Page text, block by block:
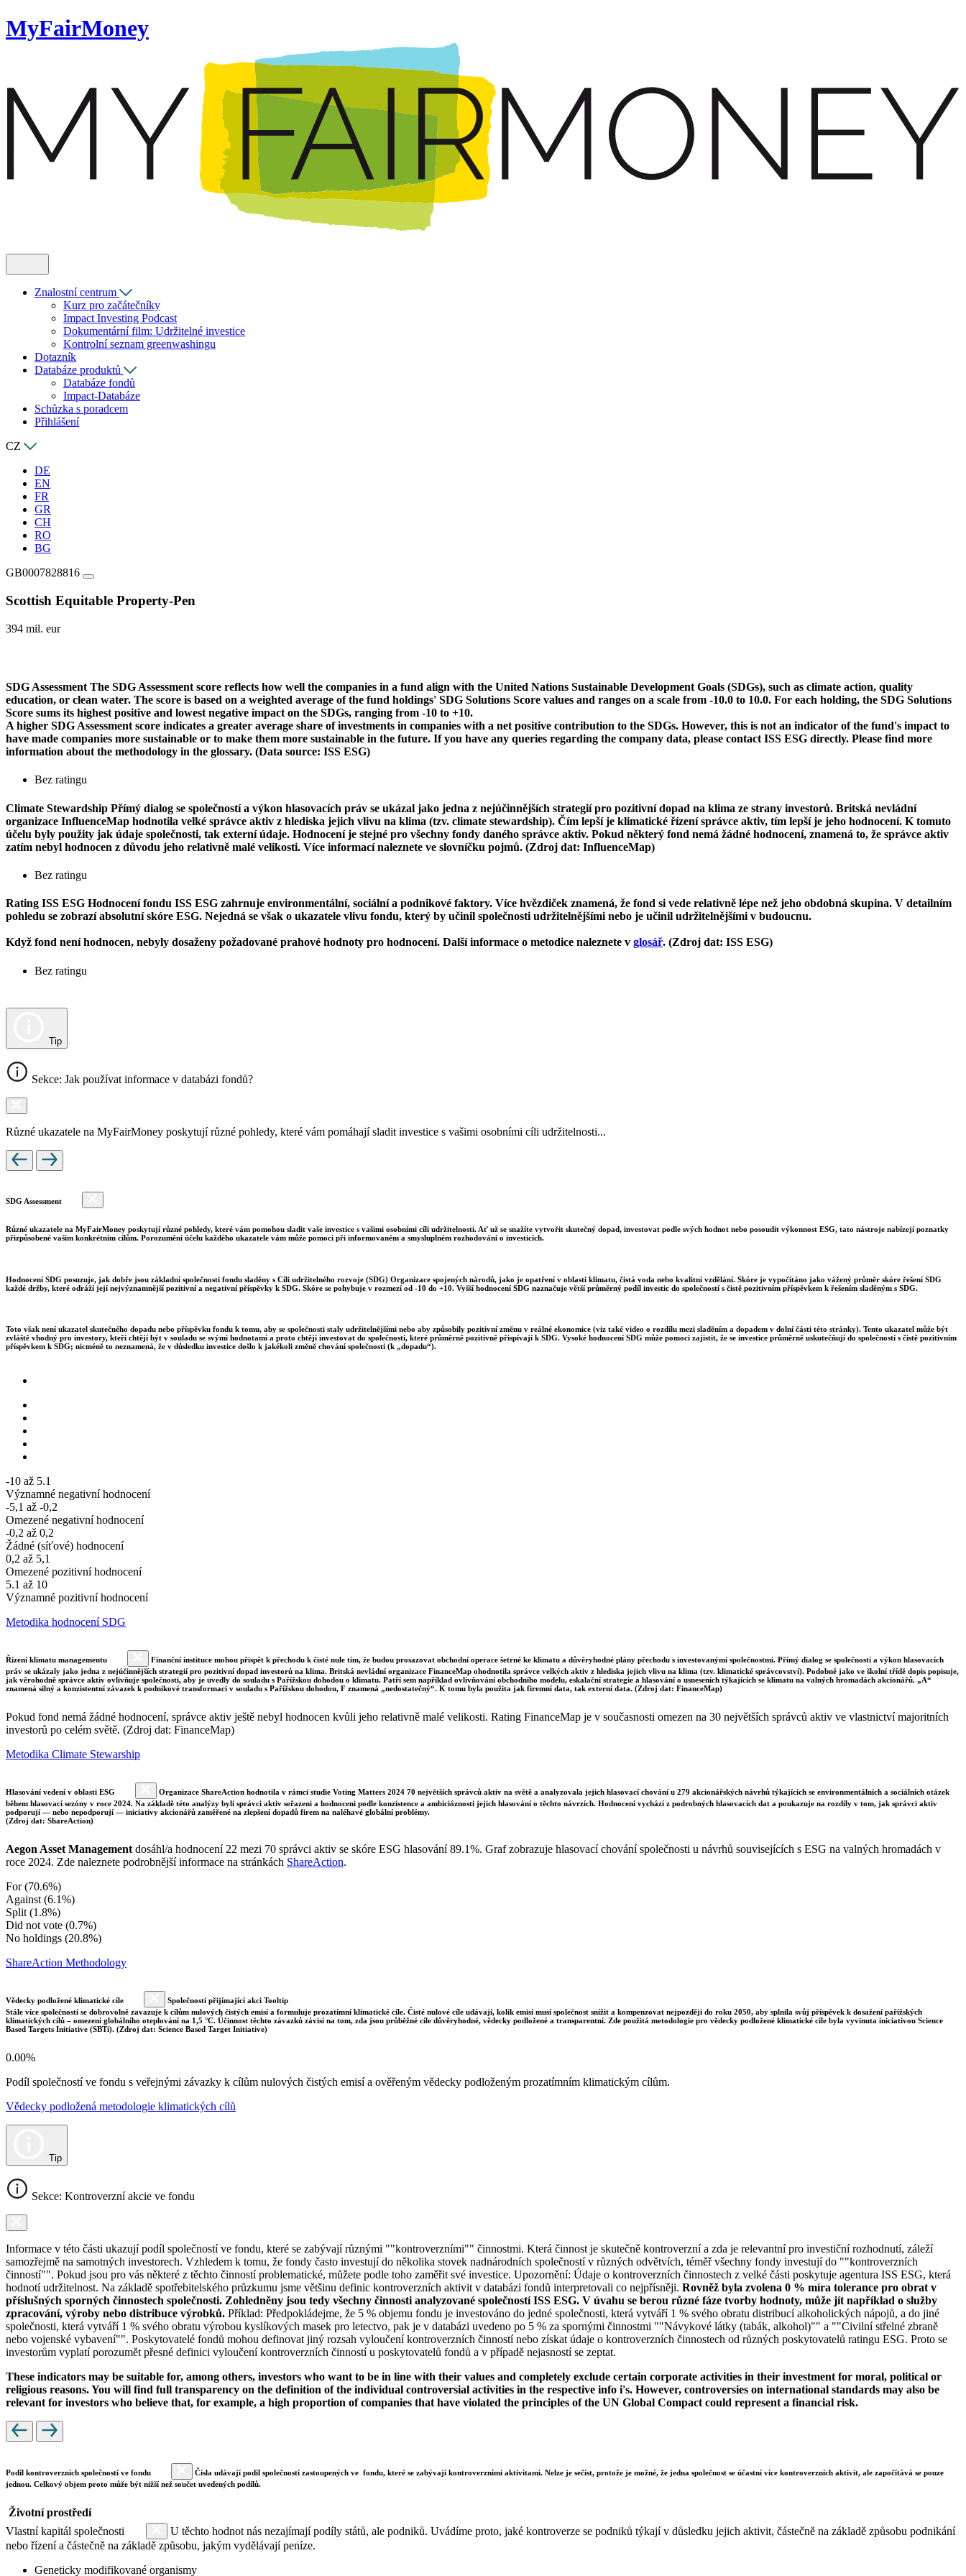
MyFairMoney
Znalostní centrum
Kurz pro začátečníky
Impact Investing Podcast
Dokumentární film: Udržitelné investice
Kontrolní seznam greenwashingu
Dotazník
Databáze produktů
Databáze fondů
Impact-Databáze
Schůzka s poradcem
Přihlášení
CZ
DE
EN
FR
GR
CH
RO
BG
GB0007828816
Scottish Equitable Property-Pen
394 mil. eur
SDG Assessment The SDG Assessment score reflects how well the companies in a fund align with the United Nations Sustainable Development Goals (SDGs), such as climate action, quality
education, or clean water. The score is based on a weighted average of the fund holdings' SDG Solutions Score values and ranges on a scale from -10.0 to 10.0. For each holding, the SDG Solutions
Score sums its highest positive and lowest negative impact on the SDGs, ranging from -10 to +10.
A higher SDG Assessment score indicates a greater average share of investments in companies with a net positive contribution to the SDGs. However, this is not an indicator of the fund's impact to
have made companies more sustainable or to make them more sustainable in the future. If you have any queries regarding the company data, please contact ISS ESG directly. Please find more
information about the methodology in the glossary. (Data source: ISS ESG)
Bez ratingu
Climate Stewardship Přímý dialog se společností a výkon hlasovacích práv se ukázal jako jedna z nejúčinnějších strategií pro pozitivní dopad na klima ze strany investorů. Britská nevládní
organizace InfluenceMap hodnotila velké správce aktiv z hlediska jejich vlivu na klima (tzv. climate stewardship). Čím lepší je klimatické řízení správce aktiv, tím lepší je jeho hodnocení. K tomuto
účelu byly použity jak údaje společnosti, tak externí údaje. Hodnocení je stejné pro všechny fondy daného správce aktiv. Pokud některý fond nemá žádné hodnocení, znamená to, že správce aktiv
zatím nebyl hodnocen z důvodu jeho relativně malé velikosti. Více informací naleznete ve slovníčku pojmů. (Zdroj dat: InfluenceMap)
Bez ratingu
Rating ISS ESG Hodnocení fondu ISS ESG zahrnuje environmentální, sociální a podnikové faktory. Více hvězdiček znamená, že fond si vede relativně lépe než jeho obdobná skupina. V detailním
pohledu se zobrazí absolutní skóre ESG. Nejedná se však o ukazatele vlivu fondu, který by učinil společnosti udržitelnějšími nebo je učinil udržitelnějšími v budoucnu.
Když fond není hodnocen, nebyly dosaženy požadované prahové hodnoty pro hodnocení. Další informace o metodice naleznete v glosář. (Zdroj dat: ISS ESG)
Bez ratingu
Tip
Sekce: Jak používat informace v databázi fondů?
Různé ukazatele na MyFairMoney poskytují různé pohledy, které vám pomáhají sladit investice s vašimi osobními cíli udržitelnosti...
SDG Assessment
Různé ukazatele na MyFairMoney poskytují různé pohledy, které vám pomohou sladit vaše investice s vašimi osobními cíli udržitelnosti. Ať už se snažíte vytvořit skutečný dopad, investovat podle svých hodnot nebo posoudit výkonnost ESG, tato nástroje nabízejí poznatky
přizpůsobené vašim konkrétním cílům. Porozumění účelu každého ukazatele vám může pomoci při informovaném a smysluplném rozhodování o investicích.
Hodnocení SDG posuzuje, jak dobře jsou základní společnosti fondu sladěny s Cíli udržitelného rozvoje (SDG) Organizace spojených národů, jako je opatření v oblasti klimatu, čistá voda nebo kvalitní vzdělání. Skóre je vypočítáno jako vážený průměr skóre řešení SDG
každé držby, které odráží její nejvýznamnější pozitivní a negativní příspěvky k SDG. Skóre se pohybuje v rozmezí od -10 do +10. Vyšší hodnocení SDG naznačuje větší průměrný podíl investic do společností s čistě pozitivním příspěvkem k řešením sladěným s SDG.
Toto však není ukazatel skutečného dopadu nebo příspěvku fondu k tomu, aby se společnosti staly udržitelnějšími nebo aby způsobily pozitivní změnu v reálné ekonomice (viz také video o rozdílu mezi sladěním a dopadem v dolní části této stránky). Tento ukazatel může být
zvláště vhodný pro investory, kteří chtějí být v souladu se svými hodnotami a proto chtějí investovat do společností, které průměrně pozitivně přispívají k SDG. Vysoké hodnocení SDG může pomoci zajistit, že se investice průměrně uskutečňují do společností s čistě pozitivním
příspěvkem k SDG; nicméně to neznamená, že v důsledku investice došlo k jakékoli změně chování společnosti (k „dopadu“).
-10 až 5.1
Významné negativní hodnocení
-5,1 až -0,2
Omezené negativní hodnocení
-0,2 až 0,2
Žádné (síťové) hodnocení
0,2 až 5,1
Omezené pozitivní hodnocení
5.1 až 10
Významné pozitivní hodnocení
Metodika hodnocení SDG
Řízení klimatu managementu
Finanční instituce mohou přispět k přechodu k čisté nule tím, že budou prosazovat obchodní operace šetrné ke klimatu a důvěryhodné plány přechodu s investovanými společnostmi. Přímý dialog se společností a výkon hlasovacích
práv se ukázaly jako jedna z nejúčinnějších strategií pro pozitivní dopad investorů na klima. Britská nevládní organizace FinanceMap ohodnotila správce velkých aktiv z hlediska jejich vlivu na klima (tzv. klimatické správcovství). Podobně jako ve školní třídě dopis popisuje,
jak věrohodně správce aktiv ovlivňuje společnosti, aby je uvedly do souladu s Pařížskou dohodou o klimatu. Patří sem například ovlivňování obchodního modelu, eskalační strategie a hlasování o usneseních týkajících se klimatu na valných hromadách akcionářů. „A“
znamená silný a konzistentní závazek k podnikové transformaci v souladu s Pařížskou dohodou, F znamená „nedostatečný“. K tomu byla použita jak firemní data, tak externí data. (Zdroj dat: FinanceMap)
Pokud fond nemá žádné hodnocení, správce aktiv ještě nebyl hodnocen kvůli jeho relativně malé velikosti. Rating FinanceMap je v současnosti omezen na 30 největších správců aktiv ve vlastnictví majoritních
investorů po celém světě. (Zdroj dat: FinanceMap)
Metodika Climate Stewarship
Hlasování vedení v oblasti ESG
Organizace ShareAction hodnotila v rámci studie Voting Matters 2024 70 největších správců aktiv na světě a analyzovala jejich hlasovací chování u 279 akcionářských návrhů týkajících se environmentálních a sociálních otázek
během hlasovací sezóny v roce 2024. Na základě této analýzy byli správci aktiv seřazeni a hodnoceni podle konzistence a ambicióznosti jejich hlasování o těchto návrzích. Hodnocení vychází z podrobných hlasovacích dat a poukazuje na rozdíly v tom, jak správci aktiv
podporují — nebo nepodporují — iniciativy akcionářů zaměřené na zlepšení dopadů firem na naléhavé globální problémy.
(Zdroj dat: ShareAction)
Aegon Asset Management dosáhl/a hodnocení 22 mezi 70 správci aktiv se skóre ESG hlasování 89.1%. Graf zobrazuje hlasovací chování společnosti u návrhů souvisejících s ESG na valných hromadách v
roce 2024. Zde naleznete podrobnější informace na stránkách ShareAction.
For (70.6%)
Against (6.1%)
Split (1.8%)
Did not vote (0.7%)
No holdings (20.8%)
ShareAction Methodology
Vědecky podložené klimatické cíle
Společnosti přijímající akci Tooltip
Stále více společností se dobrovolně zavazuje k cílům nulových čistých emisí a formuluje prozatímní klimatické cíle. Čisté nulové cíle udávají, kolik emisí musí společnost snížit a kompenzovat nejpozději do roku 2050, aby splnila svůj příspěvek k dosažení pařížských
klimatických cílů – omezení globálního oteplování na 1,5 °C. Účinnost těchto závazků závisí na tom, zda jsou průběžné cíle důvěryhodné, vědecky podložené a transparentní. Zde použitá metodologie pro vědecky podložené klimatické cíle byla vyvinuta iniciativou Science
Based Targets Initiative (SBTi). (Zdroj dat: Science Based Target Initiative)
0.00%
Podíl společností ve fondu s veřejnými závazky k cílům nulových čistých emisí a ověřeným vědecky podloženým prozatímním klimatickým cílům.
Vědecky podložená metodologie klimatických cílů
Tip
Sekce: Kontroverzní akcie ve fondu
Informace v této části ukazují podíl společností ve fondu, které se zabývají různými ""kontroverzními"" činnostmi. Která činnost je skutečně kontroverzní a zda je relevantní pro investiční rozhodnutí, záleží
samozřejmě na samotných investorech. Vzhledem k tomu, že fondy často investují do několika stovek nadnárodních společností v různých odvětvích, téměř všechny fondy investují do ""kontroverzních
činností"". Pokud jsou pro vás některé z těchto činností problematické, můžete podle toho zaměřit své investice. Upozornění: Údaje o kontroverzních činnostech z velké části poskytuje agentura ISS ESG, která
hodnotí udržitelnost. Na základě spotřebitelského průzkumu jsme většinu definic kontroverzních aktivit v databázi fondů interpretovali co nejpřísněji. Rovněž byla zvolena 0 % míra tolerance pro obrat v
příslušných sporných činnostech společnosti. Zohledněny jsou tedy všechny činnosti analyzované společností ISS ESG. V úvahu se berou různé fáze tvorby hodnoty, může jít například o služby
zpracování, výroby nebo distribuce výrobků. Příklad: Předpokládejme, že 5 % objemu fondu je investováno do jedné společnosti, která vytváří 1 % svého obratu distribucí alkoholických nápojů, a do jiné
společnosti, která vytváří 1 % svého obratu výrobou kyslíkových masek pro letectvo, pak je v databázi uvedeno po 5 % za spornými činnostmi ""Návykové látky (tabák, alkohol)"" a ""Civilní střelné zbraně
nebo vojenské vybavení"". Poskytovatelé fondů mohou definovat jiný rozsah vyloučení kontroverzních činností nebo získat údaje o kontroverzních činnostech od různých poskytovatelů ratingu ESG. Proto se
investorům vyplatí porozumět přesné definici vyloučení kontroverzních činností u poskytovatelů fondů a v případě nejasností se zeptat.
These indicators may be suitable for, among others, investors who want to be in line with their values and completely exclude certain corporate activities in their investment for moral, political or
religious reasons. You will find full transparency on the definition of the individual controversial activities in the respective info i's. However, controversies on international standards may also be
relevant for investors who believe that, for example, a high proportion of companies that have violated the principles of the UN Global Compact could represent a financial risk.
Podíl kontroverzních společností ve fondu
Čísla udávají podíl společností zastoupených ve fondu, které se zabývají kontroverzními aktivitami. Nelze je sečíst, protože je možné, že jedna společnost se účastní více kontroverzních aktivit, ale započítává se pouze
jednou. Celkový objem proto může být nižší než součet uvedených podílů.
Životní prostředí
Vlastní kapitál společnosti
U těchto hodnot nás nezajímají podíly států, ale podniků. Uvádíme proto, jaké kontroverze se podniků týkají v důsledku jejich aktivit, částečně na základě způsobu podnikání
nebo řízení a částečně na základě způsobu, jakým vydělávají peníze.
Geneticky modifikované organismy